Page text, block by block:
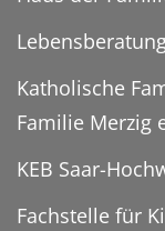
Katholische
Familie Merzig
KEB Saar-
Fachstelle für